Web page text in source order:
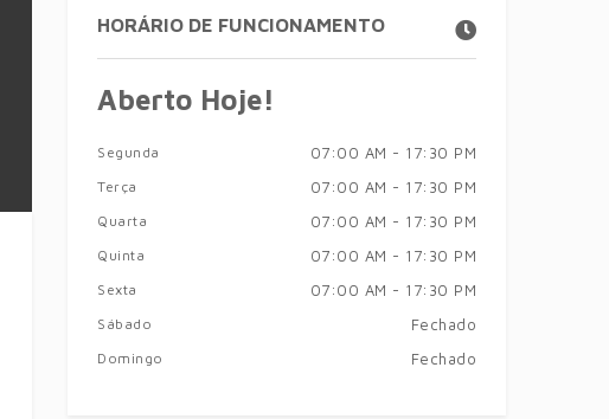
HORÁRIO DE FUNCIONAMENTO
Aberto Hoje!
Segunda 07:00 AM - 17:30 PM
Terça 07:00 AM - 17:30 PM
Quarta 07:00 AM - 17:30 PM
Quinta 07:00 AM - 17:30 PM
Sexta 07:00 AM - 17:30 PM
Sábado Fechado
Domingo Fechado